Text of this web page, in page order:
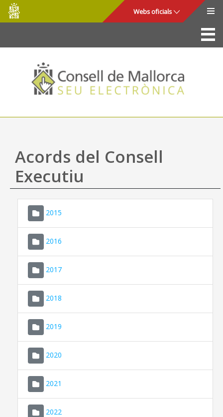
Salta al contingut principal
Consell
de
Mallorca
Webs oficials
La Seu
Consell de Mallorca
Accés i seguretat
Utilitats
Ajuda
Acords del Consell
Executiu
2015
2016
2017
2018
2019
2020
2021
2022